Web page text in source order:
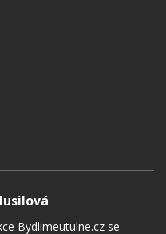
Bydlimeutulne.cz se